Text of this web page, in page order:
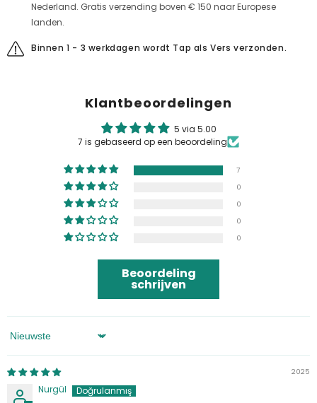
Nederland. Gratis verzending boven € 150 naar Europese
landen.
Binnen 1 - 3 werkdagen wordt Tap als Vers verzonden.
Klantbeoordelingen
5 via 5.00
7 is gebaseerd op een beoordeling
7
0
0
0
0
Beoordeling
schrijven
Sorteren Op
2025
Nurgül